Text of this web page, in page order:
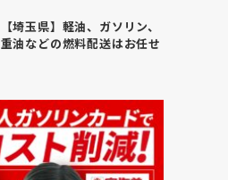
【埼玉県】軽油、ガソリン、
重油などの燃料配送はお任せ